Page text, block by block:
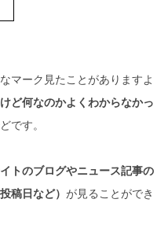
マーク見たことがありますよ
ど何なのかよくわからなかっ
です。
トのブログやニュース記事の
稿日など） が見ることができ